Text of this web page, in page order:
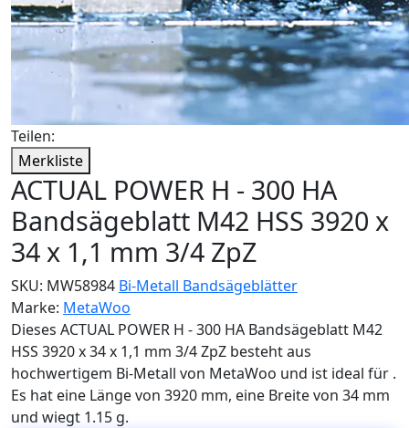
Teilen:
Merkliste
ACTUAL POWER H - 300 HA
Bandsägeblatt M42 HSS 3920 x
34 x 1,1 mm 3/4 ZpZ
SKU: MW58984 Bi-Metall Bandsägeblätter
Marke: MetaWoo
Dieses ACTUAL POWER H - 300 HA Bandsägeblatt M42
HSS 3920 x 34 x 1,1 mm 3/4 ZpZ besteht aus
hochwertigem Bi-Metall von MetaWoo und ist ideal für .
Es hat eine Länge von 3920 mm, eine Breite von 34 mm
und wiegt 1.15 g.